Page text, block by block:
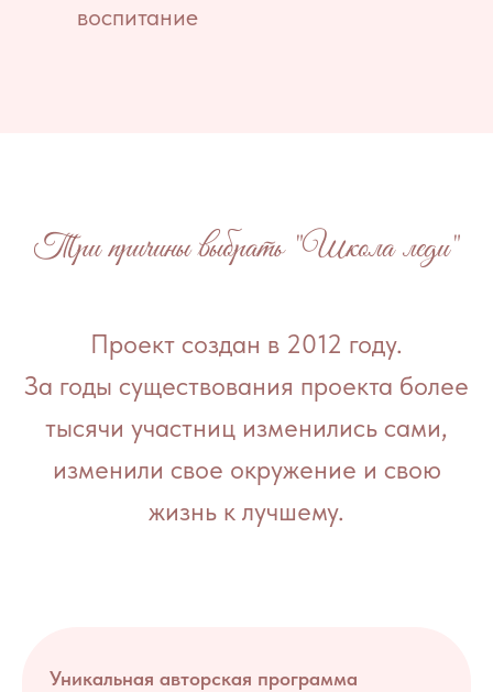
воспитание
Три причины выбрать "Школа леди"
Проект создан в 2012 году.
За годы существования проекта более
тысячи участниц изменились сами,
изменили свое окружение и свою
жизнь к лучшему.
Уникальная авторская программа